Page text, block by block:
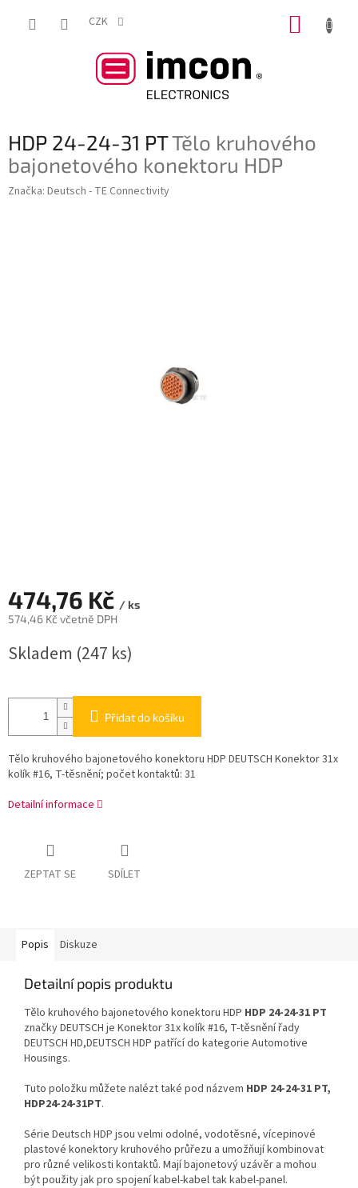
CZK
HDP 24-24-31 PTTělo kruhového
bajonetového konektoru HDP
Značka: Deutsch - TE Connectivity
474,76 Kč / ks
574,46 Kč včetně DPH
cena:
Skladem (247 ks)
Přidat do košíku
Tělo kruhového bajonetového konektoru HDP DEUTSCH Konektor 31x
kolík #16, T-těsnění; počet kontaktů: 31
Detailní informace
ZEPTAT SE SDÍLET
Popis Diskuze
Detailní popis produktu
Tělo kruhového bajonetového konektoru HDP HDP 24-24-31 PT
značky DEUTSCH je Konektor 31x kolík #16, T-těsnění řady
DEUTSCH HD,DEUTSCH HDP patřící do kategorie Automotive
Housings.
Tuto položku můžete nalézt také pod názvem HDP 24-24-31 PT,
HDP24-24-31PT.
Série Deutsch HDP jsou velmi odolné, vodotěsné, vícepinové
plastové konektory kruhového průřezu a umožňují kombinovat
pro různé velikosti kontaktů. Mají bajonetový uzávěr a mohou
být použity jak pro spojení kabel-kabel tak kabel-panel.